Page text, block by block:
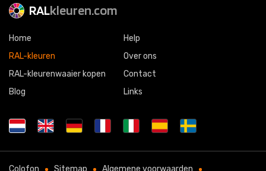
RALkleuren.com
Home
RAL-kleuren
RAL-kleurenwaaier kopen
Blog
Help
Over ons
Contact
Links
Colofon Sitemap Algemene voorwaarden